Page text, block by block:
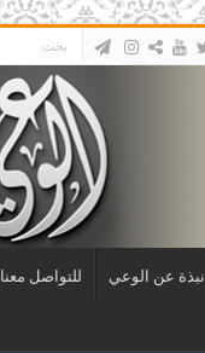
نبذة عن الوعي للتواصل معنا